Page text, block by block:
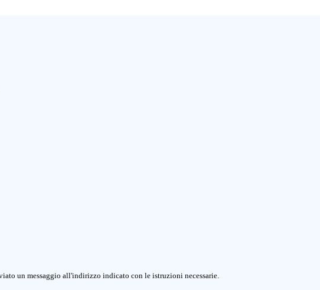
un messaggio all'indirizzo indicato con le istruzioni necessarie.